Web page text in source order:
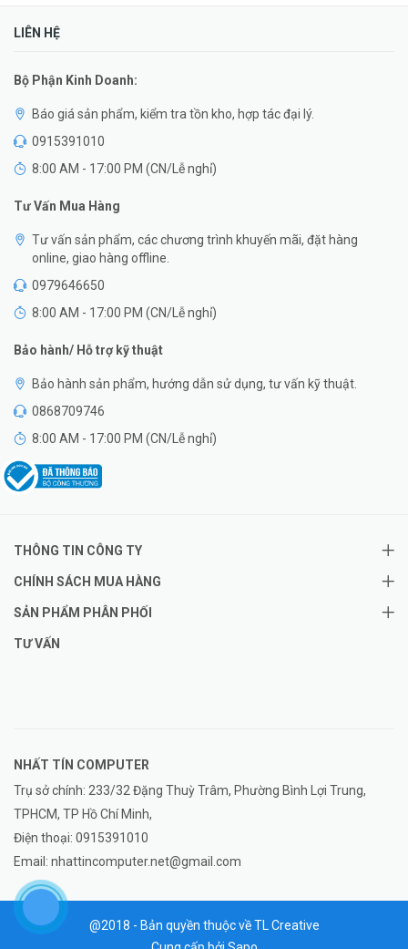
LIÊN HỆ
Bộ Phận Kinh Doanh:
Báo giá sản phẩm, kiểm tra tồn kho, hợp tác đại lý.
0915391010
8:00 AM - 17:00 PM (CN/Lễ nghỉ)
Tư Vấn Mua Hàng
Tư vấn sản phẩm, các chương trình khuyến mãi, đặt hàng
online, giao hàng offline.
0979646650
8:00 AM - 17:00 PM (CN/Lễ nghỉ)
Bảo hành/ Hỗ trợ kỹ thuật
Bảo hành sản phẩm, hướng dẫn sử dụng, tư vấn kỹ thuật.
0868709746
8:00 AM - 17:00 PM (CN/Lễ nghỉ)
THÔNG TIN CÔNG TY
CHÍNH SÁCH MUA HÀNG
SẢN PHẨM PHÂN PHỐI
TƯ VẤN
NHẤT TÍN COMPUTER
Trụ sở chính: 233/32 Đặng Thuỳ Trâm, Phường Bình Lợi Trung,
TPHCM, TP Hồ Chí Minh,
Điện thoại: 0915391010
Email: nhattincomputer.net@gmail.com
@2018 - Bản quyền thuộc về TL Creative